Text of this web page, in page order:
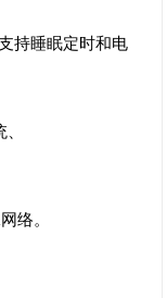
持睡眠定时和电
络。